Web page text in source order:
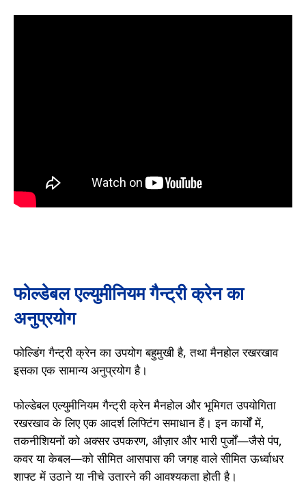
फोल्डेबल एल्युमीनियम गैन्ट्री क्रेन का
अनुप्रयोग
फोल्डिंग गैन्ट्री क्रेन का उपयोग बहुमुखी है, तथा मैनहोल रखरखाव
इसका एक सामान्य अनुप्रयोग है।
फोल्डेबल एल्युमीनियम गैन्ट्री क्रेन मैनहोल और भूमिगत उपयोगिता
रखरखाव के लिए एक आदर्श लिफ्टिंग समाधान हैं। इन कार्यों में,
तकनीशियनों को अक्सर उपकरण, औज़ार और भारी पुर्जों—जैसे पंप,
कवर या केबल—को सीमित आसपास की जगह वाले सीमित ऊर्ध्वाधर
शाफ्ट में उठाने या नीचे उतारने की आवश्यकता होती है।